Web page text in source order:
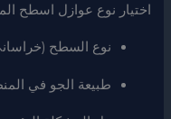
اختيار نوع عوازل اسطح
نوع السطح
طبيعة الجو في